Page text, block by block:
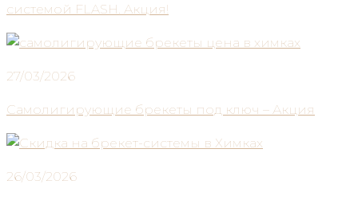
системой FLASH. Акция!
27/03/2026
Самолигирующие брекеты под ключ – Акция
26/03/2026